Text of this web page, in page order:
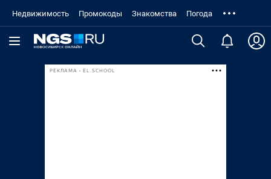
Недвижимость Промокоды Знакомства Погода
РЕКЛАМА • EL.SCHOOL